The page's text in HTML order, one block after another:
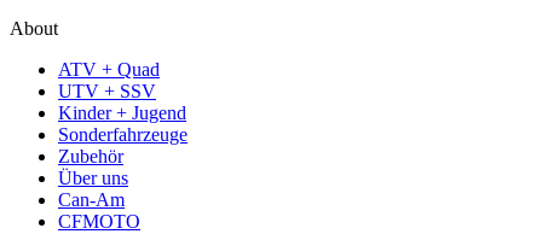
About
ATV + Quad
UTV + SSV
Kinder + Jugend
Sonderfahrzeuge
Zubehör
Über uns
Can-Am
CFMOTO